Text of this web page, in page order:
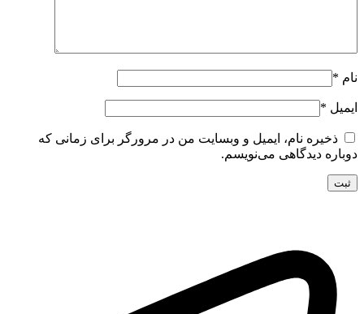
نام *
ایمیل *
ذخیره نام، ایمیل و وبسایت من در مرورگر برای زمانی که
دوباره دیدگاهی می‌نویسم.